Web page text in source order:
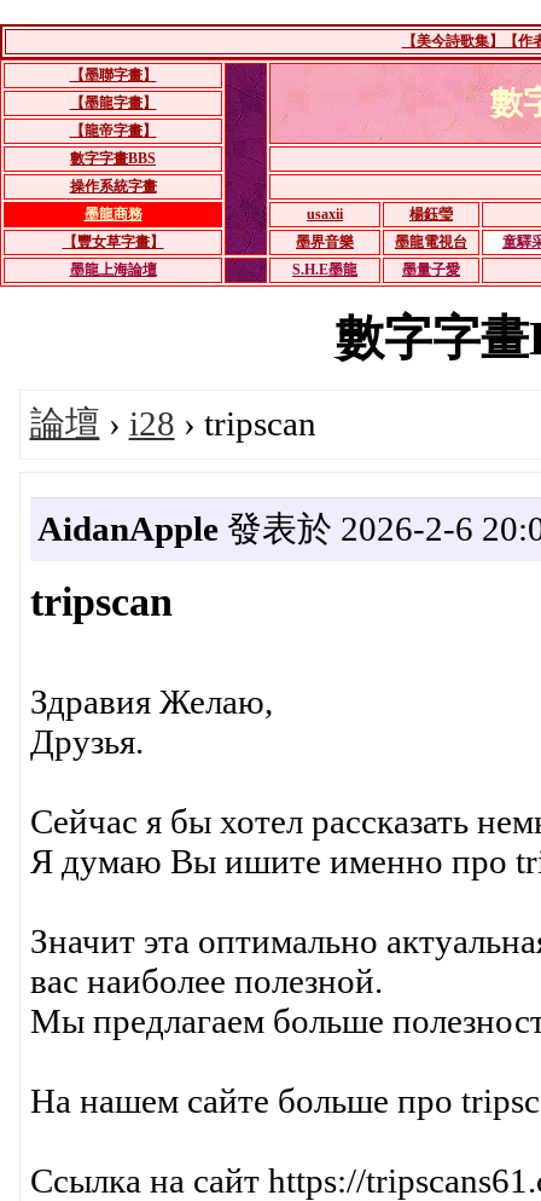
【美今詩歌集】【作
【墨聯字畫】
數
【墨龍字畫】
【龍帝字畫】
數字字畫BBS
操作系統字畫
墨龍商務
usaxii
楊鈺瑩
【豐女草字畫】
墨界音樂 墨龍電視台
童驛
墨龍上海論壇
S.H.E墨龍 墨量子愛
數字字
論壇 › i28 › tripscan
AidanApple發表於 2026-2-6
tripscan
Здравия Желаю,
Друзья.
Сейчас я бы хотел рассказать
Я думаю Вы ишите именно про
Значит эта оптимально
вас наиболее полезной.
Мы предлагаем больше
На нашем сайте больше про
Ссылка на сайт https://